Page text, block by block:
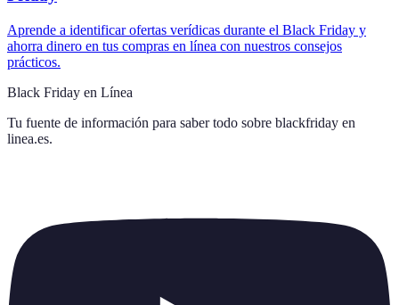
Aprende a identificar ofertas verídicas durante el Black Friday y
ahorra dinero en tus compras en línea con nuestros consejos
prácticos.
Black Friday en Línea
Tu fuente de información para saber todo sobre blackfriday en
linea.es.